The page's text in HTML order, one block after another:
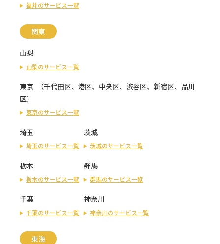
福井のサービス一覧
関東
山梨
山梨のサービス一覧
東京 （千代田区、 港区、 中央区、 渋谷区、 新宿区、 品川
区）
東京のサービス一覧
埼玉
埼玉のサービス一覧
茨城
茨城のサービス一覧
栃木
栃木のサービス一覧
群馬
群馬のサービス一覧
千葉
千葉のサービス一覧
神奈川
神奈川のサービス一覧
東海